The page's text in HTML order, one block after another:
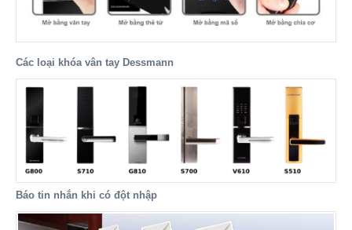
Các loại khóa vân tay Dessmann
Báo tin nhắn khi có đột nhập